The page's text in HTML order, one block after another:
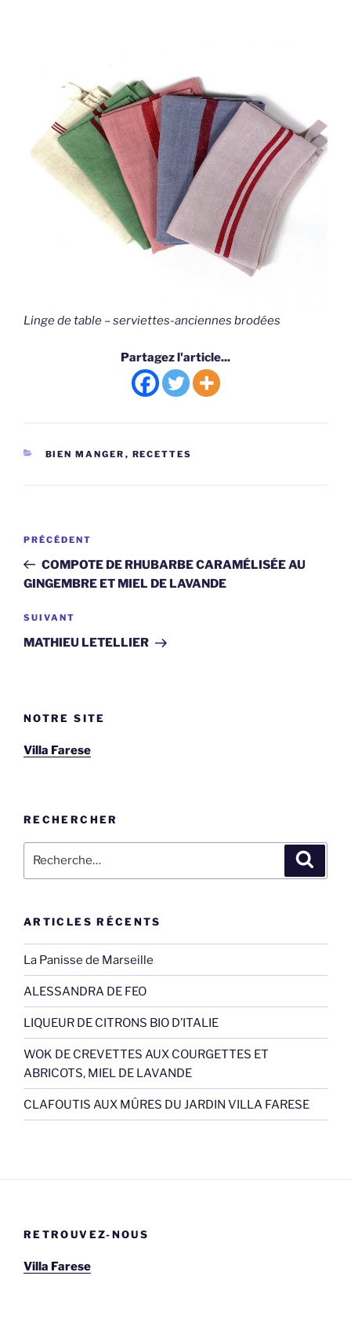
Linge de table – serviettes-anciennes brodées
Partagez l'article...
CATÉGORIES
BIEN MANGER , RECETTES
Navigation
l’article
Article
précédent
PRÉCÉDENT
COMPOTE DE RHUBARBE CARAMÉLISÉE AU
GINGEMBRE ET MIEL DE LAVANDE
Article
suivant
SUIVANT
MATHIEU LETELLIER
NOTRE SITE
Villa Farese
RECHERCHER
pour
ARTICLES RÉCENTS
La Panisse de Marseille
ALESSANDRA DE FEO
LIQUEUR DE CITRONS BIO D’ITALIE
WOK DE CREVETTES AUX COURGETTES ET
ABRICOTS, MIEL DE LAVANDE
CLAFOUTIS AUX MÛRES DU JARDIN VILLA FARESE
RETROUVEZ-NOUS
Villa Farese